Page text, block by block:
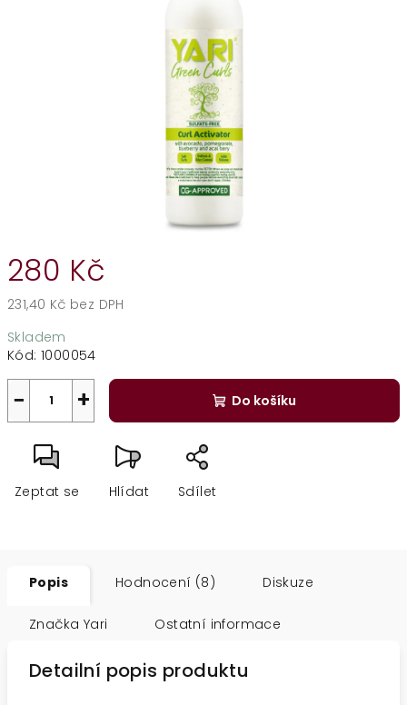
280 Kč
231,40 Kč bez DPH
cena:
Skladem
Kód: 1000054
+
− Do košíku
Zeptat se Hlídat Sdílet
Popis Hodnocení (8) Diskuze
Značka Yari Ostatní informace
Detailní popis produktu